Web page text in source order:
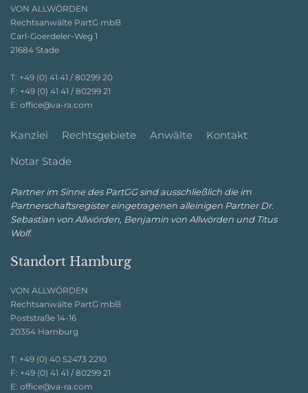
VON ALLWÖRDEN
Rechtsanwälte PartG mbB
Carl-Goerdeler-Weg 1
21684 Stade
T: +49 (0) 41 41 / 80299 20
F: +49 (0) 41 41 / 80299 21
E: office@va-ra.com
Kanzlei Rechtsgebiete Anwälte
Kontakt
Notar Stade
Partner im Sinne des PartGG sind ausschließlich die im
Partnerschaftsregister eingetragenen alleinigen Partner Dr.
Sebastian von Allwörden, Benjamin von Allwörden und Titus
Wolf.
Standort Hamburg
VON ALLWÖRDEN
Rechtsanwälte PartG mbB
Poststraße 14-16
20354 Hamburg
T: +49 (0) 40 52473 2210
F: +49 (0) 41 41 / 80299 21
E: office@va-ra.com